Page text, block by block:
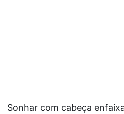
Sonhar com cabeça